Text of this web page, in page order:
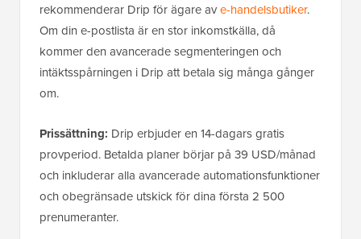
rekommenderar Drip för ägare ave-handelsbutiker.
Om din e-postlista är en stor inkomstkälla, då
kommer den avancerade segmenteringen och
intäktsspårningen i Drip att betala sig många gånger
om.
Prissättning: Drip erbjuder en 14-dagars gratis
provperiod. Betalda planer börjar på 39 USD/månad
och inkluderar alla avancerade automationsfunktioner
och obegränsade utskick för dina första 2 500
prenumeranter.